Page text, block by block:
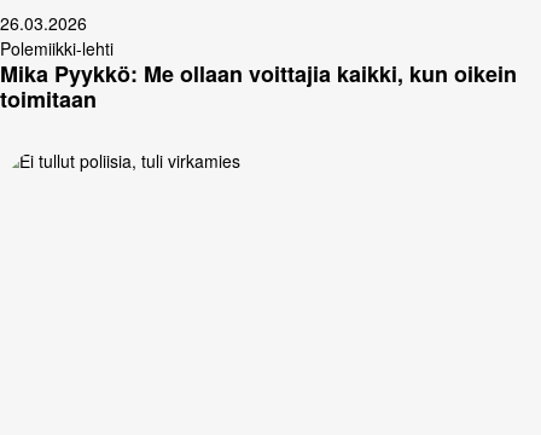
26.03.2026
Polemiikki-lehti
Mika Pyykkö: Me ollaan voittajia kaikki, kun oikein
toimitaan